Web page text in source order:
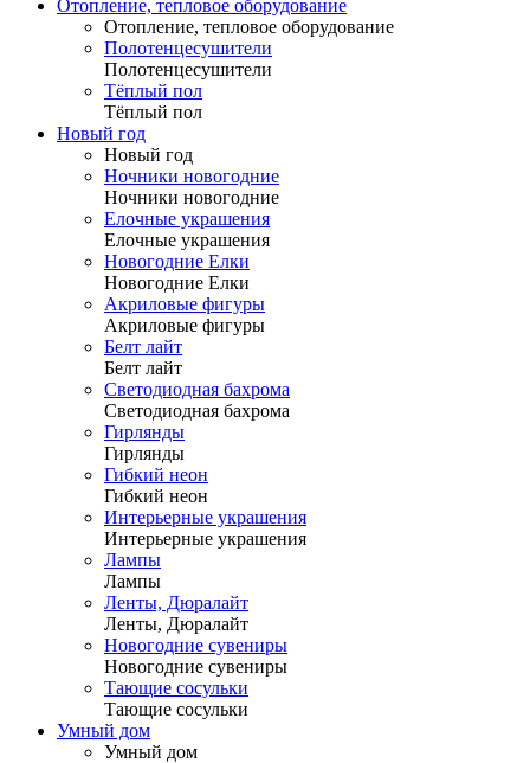
Отопление, тепловое оборудование
Отопление, тепловое оборудование
Полотенцесушители
Полотенцесушители
Тёплый пол
Тёплый пол
Новый год
Новый год
Ночники новогодние
Ночники новогодние
Елочные украшения
Елочные украшения
Новогодние Елки
Новогодние Елки
Акриловые фигуры
Акриловые фигуры
Белт лайт
Белт лайт
Светодиодная бахрома
Светодиодная бахрома
Гирлянды
Гирлянды
Гибкий неон
Гибкий неон
Интерьерные украшения
Интерьерные украшения
Лампы
Лампы
Ленты, Дюралайт
Ленты, Дюралайт
Новогодние сувениры
Новогодние сувениры
Тающие сосульки
Тающие сосульки
Умный дом
Умный дом